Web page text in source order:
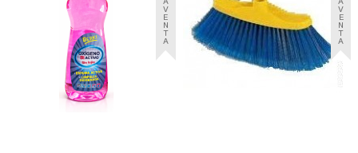
V
E
N
T
A
V
E
N
T
A